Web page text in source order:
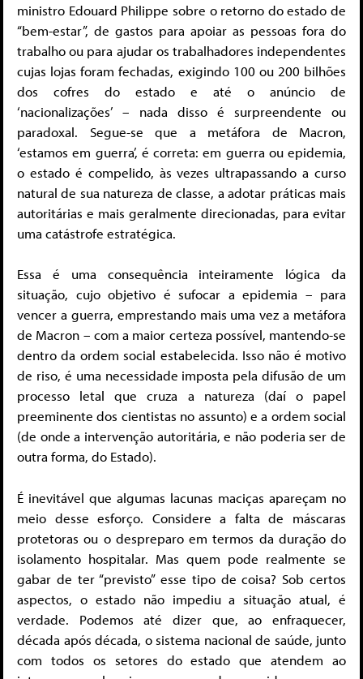
ministro Edouard Philippe sobre o retorno do estado de
“bem-estar”, de gastos para apoiar as pessoas fora do
trabalho ou para ajudar os trabalhadores independentes
cujas lojas foram fechadas, exigindo 100 ou 200 bilhões
dos cofres do estado e até o anúncio de
‘nacionalizações’ – nada disso é surpreendente ou
paradoxal. Segue-se que a metáfora de Macron,
‘estamos em guerra’, é correta: em guerra ou epidemia,
o estado é compelido, às vezes ultrapassando a curso
natural de sua natureza de classe, a adotar práticas mais
autoritárias e mais geralmente direcionadas, para evitar
uma catástrofe estratégica.
Essa é uma consequência inteiramente lógica da
situação, cujo objetivo é sufocar a epidemia – para
vencer a guerra, emprestando mais uma vez a metáfora
de Macron – com a maior certeza possível, mantendo-se
dentro da ordem social estabelecida. Isso não é motivo
de riso, é uma necessidade imposta pela difusão de um
processo letal que cruza a natureza (daí o papel
preeminente dos cientistas no assunto) e a ordem social
(de onde a intervenção autoritária, e não poderia ser de
outra forma, do Estado).
É inevitável que algumas lacunas maciças apareçam no
meio desse esforço. Considere a falta de máscaras
protetoras ou o despreparo em termos da duração do
isolamento hospitalar. Mas quem pode realmente se
gabar de ter “previsto” esse tipo de coisa? Sob certos
aspectos, o estado não impediu a situação atual, é
verdade. Podemos até dizer que, ao enfraquecer,
década após década, o sistema nacional de saúde, junto
com todos os setores do estado que atendem ao